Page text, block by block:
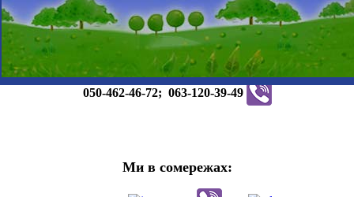
Телефонуйте:
050-462-46-72; 063-120-39-49
Ми в сомережах: